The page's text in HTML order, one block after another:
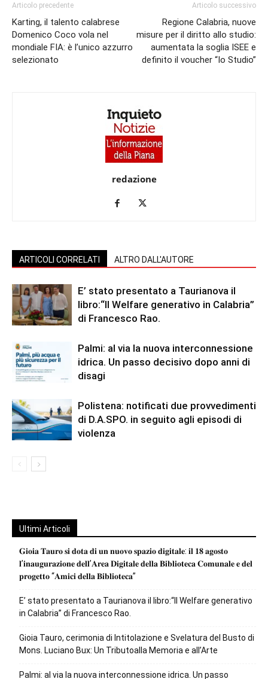
Articolo precedente
Karting, il talento calabrese
Domenico Coco vola nel
mondiale FIA: è l’unico azzurro
selezionato
Articolo successivo
Regione Calabria, nuove
misure per il diritto allo studio:
aumentata la soglia ISEE e
definito il voucher “Io Studio”
redazione
ARTICOLI CORRELATI ALTRO DALL'AUTORE
E’ stato presentato a Taurianova il
libro:“Il Welfare generativo in Calabria”
di Francesco Rao.
Palmi: al via la nuova interconnessione
idrica. Un passo decisivo dopo anni di
disagi
Polistena: notificati due provvedimenti
di D.A.SPO. in seguito agli episodi di
violenza
Ultimi Articoli
𝐆𝐢𝐨𝐢𝐚 𝐓𝐚𝐮𝐫𝐨 𝐬𝐢 𝐝𝐨𝐭𝐚 𝐝𝐢 𝐮𝐧 𝐧𝐮𝐨𝐯𝐨 𝐬𝐩𝐚𝐳𝐢𝐨 𝐝𝐢𝐠𝐢𝐭𝐚𝐥𝐞: 𝐢𝐥 𝟏𝟖 𝐚𝐠𝐨𝐬𝐭𝐨
𝐥’𝐢𝐧𝐚𝐮𝐠𝐮𝐫𝐚𝐳𝐢𝐨𝐧𝐞 𝐝𝐞𝐥𝐥’𝐀𝐫𝐞𝐚 𝐃𝐢𝐠𝐢𝐭𝐚𝐥𝐞 𝐝𝐞𝐥𝐥𝐚 𝐁𝐢𝐛𝐥𝐢𝐨𝐭𝐞𝐜𝐚 𝐂𝐨𝐦𝐮𝐧𝐚𝐥𝐞 𝐞 𝐝𝐞𝐥
𝐩𝐫𝐨𝐠𝐞𝐭𝐭𝐨 “𝐀𝐦𝐢𝐜𝐢 𝐝𝐞𝐥𝐥𝐚 𝐁𝐢𝐛𝐥𝐢𝐨𝐭𝐞𝐜𝐚”
E’ stato presentato a Taurianova il libro:“Il Welfare generativo
in Calabria” di Francesco Rao.
Gioia Tauro, cerimonia di Intitolazione e Svelatura del Busto di
Mons. Luciano Bux: Un Tributoalla Memoria e all’Arte
Palmi: al via la nuova interconnessione idrica. Un passo